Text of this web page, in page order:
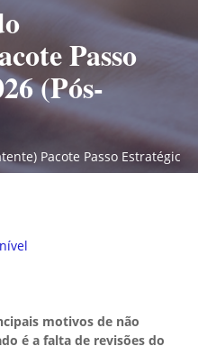
Passo
(Pós-
Pacote Passo Estratégico
motivos de não
é a falta de revisões do